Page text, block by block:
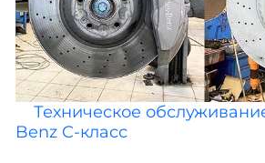
Техническое
Benz C-класс